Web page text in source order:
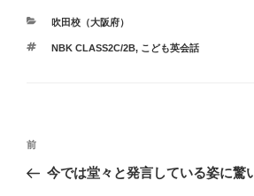
カ
ゴ
吹田校（大阪府）
タ
NBK CLASS2C/2B, こども英会話
投
ナ
過
去
前
今では堂々と発言している姿に驚